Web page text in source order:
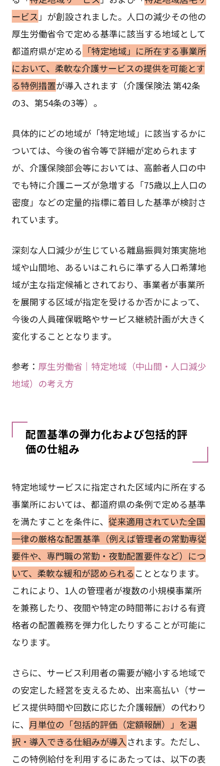
ービス 」が創設されました。人口の減少その他の
厚生労働省令で定める基準に該当する地域として
都道府県が定める 「特定地域」に所在する事業所
において、柔軟な介護サービスの提供を可能とす
る特例措置が導入されます（介護保険法 第42条
の3、第54条の3等）。
具体的にどの地域が「特定地域」に該当するかに
ついては、今後の省令等で詳細が定められます
が、介護保険部会等においては、高齢者人口の中
でも特に介護ニーズが急増する「75歳以上人口の
密度」などの定量的指標に着目した基準が検討さ
れています。
深刻な人口減少が生じている離島振興対策実施地
域や山間地、あるいはこれらに準ずる人口希薄地
域が主な指定候補とされており、事業者が事業所
を展開する区域が指定を受けるか否かによって、
今後の人員確保戦略やサービス継続計画が大きく
変化することとなります。
参考： 厚生労働省｜特定地域（中山間・人口減少
地域）の考え方
配置基準の弾力化および包括的評
価の仕組み
特定地域サービスに指定された区域内に所在する
事業所においては、都道府県の条例で定める基準
を満たすことを条件に、 従来適用されていた全国
一律の厳格な配置基準（例えば管理者の常勤専従
要件や、専門職の常勤・夜勤配置要件など）につ
いて、柔軟な緩和が認められる こととなります。
これにより、1人の管理者が複数の小規模事業所
を兼務したり、夜間や特定の時間帯における有資
格者の配置義務を弾力化したりすることが可能に
なります。
さらに、サービス利用者の需要が縮小する地域で
の安定した経営を支えるため、出来高払い（サー
ビス提供時間や回数に応じた介護報酬）の代わり
に、 月単位の「包括的評価（定額報酬）」を選
択・導入できる仕組みが導入されます。ただし、
この特例給付を利用するにあたっては、以下の表